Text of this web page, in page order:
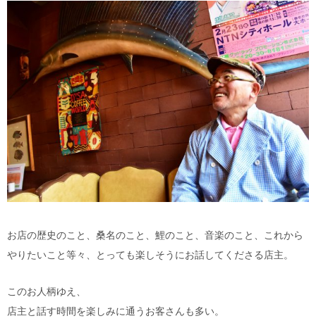
お店の歴史のこと、桑名のこと、鯉のこと、音楽のこと、これから
やりたいこと等々、とっても楽しそうにお話してくださる店主。
このお人柄ゆえ、
店主と話す時間を楽しみに通うお客さんも多い。